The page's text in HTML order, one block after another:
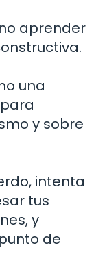
aprender
una
y sobre
intenta
tus
y
de